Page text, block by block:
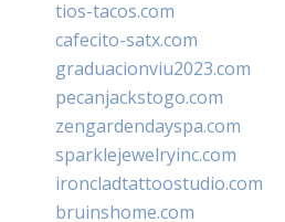
tios-tacos.com
cafecito-satx.com
graduacionviu2023.com
pecanjackstogo.com
zengardendayspa.com
sparklejewelryinc.com
ironcladtattoostudio.com
bruinshome.com